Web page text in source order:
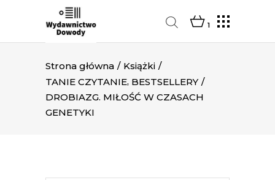
1
Strona główna / Książki /
TANIE CZYTANIE, BESTSELLERY /
DROBIAZG. MIŁOŚĆ W CZASACH
GENETYKI